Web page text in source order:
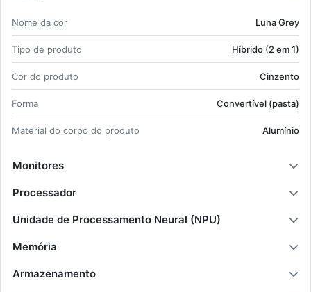
Hí­brido (2 em 1) Con­ver­tível (pasta) Cin­
zento;
Intel Core Ultra 5 225U Nú­mero de cores
de pro­ces­sador: 12;
Ecrã táctil 35,6 cm (14") WUXGA 1920 x
1200 pi­xels IPS LED bac­klight Brilho 16:10;
16 GB DDR5-SDRAM 5600 MHz 1 x 16 GB;
60 Wh 65 W;
Nome da cor Luna Grey
Tipo de pro­duto Hí­brido (2 em 1)
Cor do pro­duto Cin­zento
Forma Con­ver­tível (pasta)
Ma­te­rial do corpo do pro­duto Alu­mínio
Monitores
Processador
Unidade de Processamento Neural (NPU)
Memória
Armazenamento